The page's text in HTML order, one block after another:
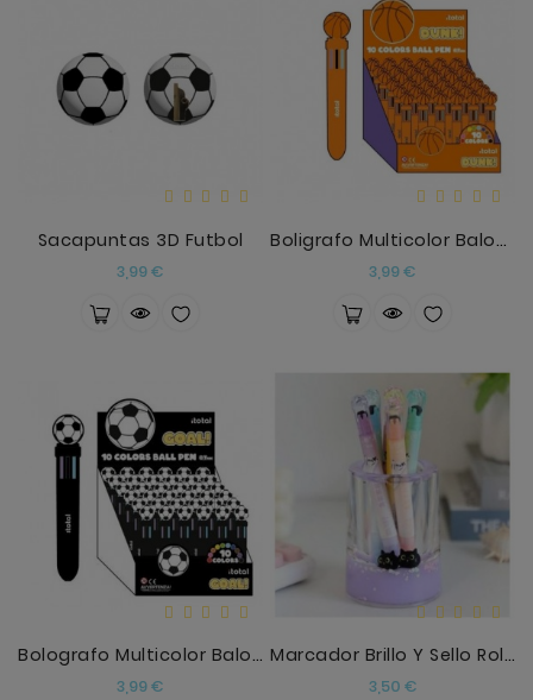
Sacapuntas 3D Futbol
3,99 €
Boligrafo Multicolor Baloncesto
3,99 €
Bolografo Multicolor Balon De Futbol
3,99 €
Marcador Brillo Y Sello Rolon Verde
3,50 €Precio